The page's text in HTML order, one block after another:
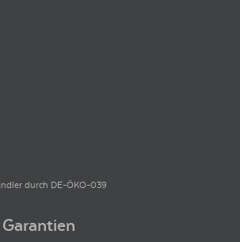
durch DE-ÖKO-039